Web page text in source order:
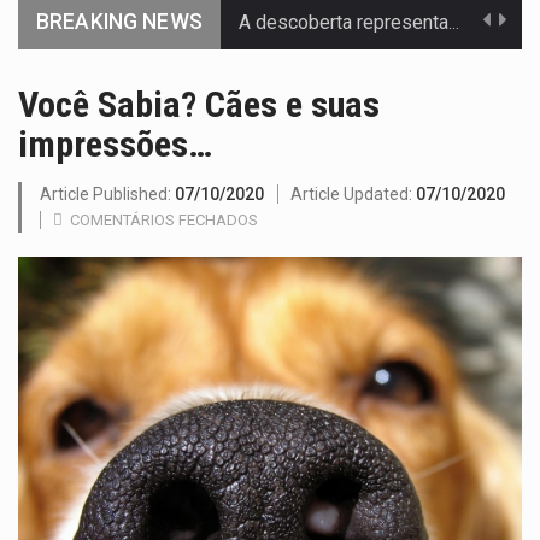
BREAKING NEWS
Você Sabia? Cães e suas
impressões…
Article Published: 07/10/2020 Article Updated: 07/10/2020
COMENTÁRIOS FECHADOS